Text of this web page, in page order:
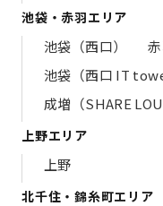
池袋・赤羽エリア
池袋（西口）
池袋（西口 IT
成増（SHARE
上野エリア
上野
北千住・錦糸町エリア